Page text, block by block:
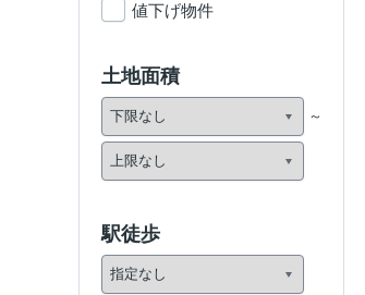
値下げ物件
土地面積
駅徒歩